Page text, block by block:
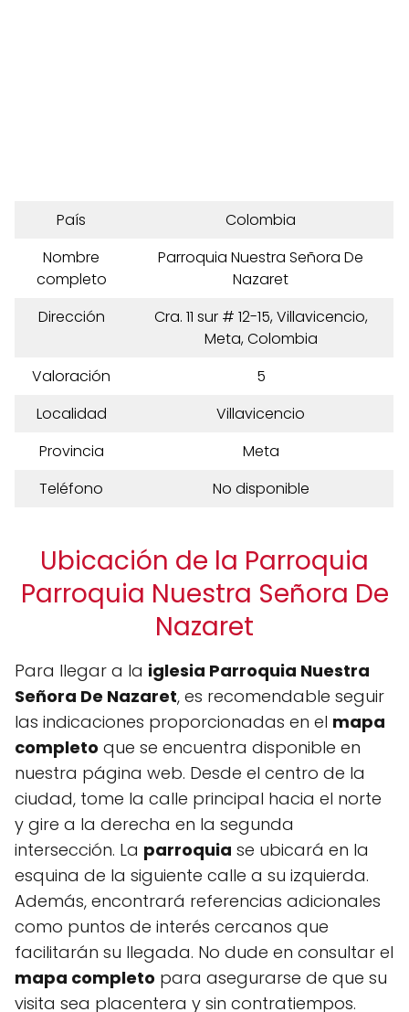
País
Colombia
Nombre
completo
Parroquia Nuestra Señora De
Nazaret
Dirección
Cra. 11 sur # 12-15, Villavicencio,
Meta, Colombia
Valoración
5
Localidad
Villavicencio
Provincia
Meta
Teléfono
No disponible
Ubicación de la Parroquia
Parroquia Nuestra Señora De
Nazaret
Para llegar a la iglesia Parroquia Nuestra
Señora De Nazaret, es recomendable seguir
las indicaciones proporcionadas en el mapa
completo que se encuentra disponible en
nuestra página web. Desde el centro de la
ciudad, tome la calle principal hacia el norte
y gire a la derecha en la segunda
intersección. La parroquia se ubicará en la
esquina de la siguiente calle a su izquierda.
Además, encontrará referencias adicionales
como puntos de interés cercanos que
facilitarán su llegada. No dude en consultar el
mapa completo para asegurarse de que su
visita sea placentera y sin contratiempos.